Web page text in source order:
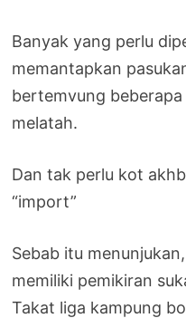
Banyak yang perlu
memantapkan
bertemvung
melatah.
Dan tak perlu kot
“import”
Sebab itu
memiliki pemikiran
Takat liga kampung